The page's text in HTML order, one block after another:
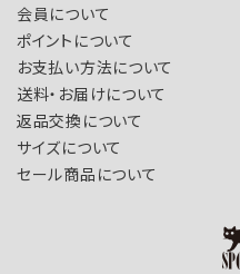
会員について
ポイントについて
お支払い方法について
送料・お届けについて
返品交換について
サイズについて
セール商品について